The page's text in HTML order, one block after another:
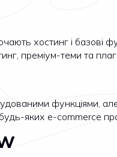
хостинг і базові
преміум-теми та
функціями,
яких e-commerce